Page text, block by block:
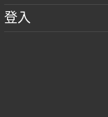
登入